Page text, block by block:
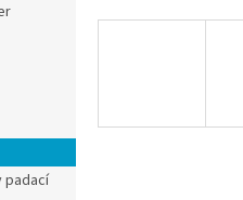
padací